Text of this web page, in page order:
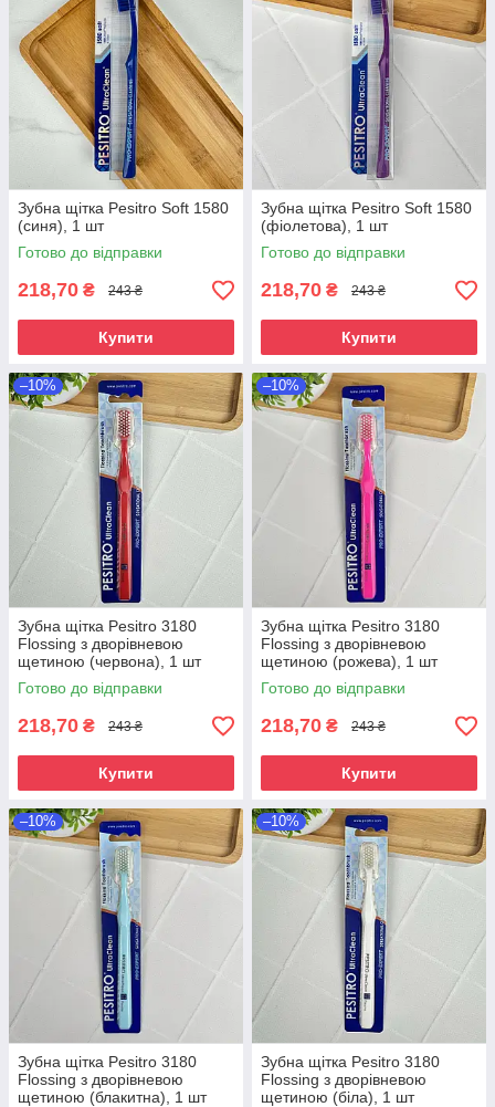
Зубна щітка Pesitro Soft 1580
(синя), 1 шт
Готово до відправки
218,70 ₴ 243 ₴
Купити
Зубна щітка Pesitro Soft 1580
(фіолетова), 1 шт
Готово до відправки
218,70 ₴ 243 ₴
Купити
–10%
Зубна щітка Pesitro 3180
Flossing з дворівневою
щетиною (червона), 1 шт
Готово до відправки
218,70 ₴ 243 ₴
Купити
–10%
Зубна щітка Pesitro 3180
Flossing з дворівневою
щетиною (рожева), 1 шт
Готово до відправки
218,70 ₴ 243 ₴
Купити
–10%
Зубна щітка Pesitro 3180
Flossing з дворівневою
щетиною (блакитна), 1 шт
–10%
Зубна щітка Pesitro 3180
Flossing з дворівневою
щетиною (біла), 1 шт